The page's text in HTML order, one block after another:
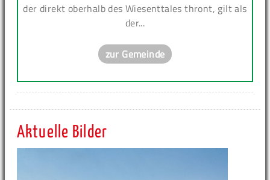
der direkt oberhalb des Wiesenttales thront, gilt als
der...
zur Gemeinde
Aktuelle Bilder